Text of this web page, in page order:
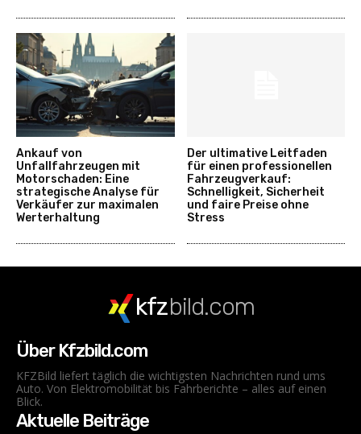
Ankauf von
Unfallfahrzeugen mit
Motorschaden: Eine
strategische Analyse für
Verkäufer zur maximalen
Werterhaltung
Der ultimative Leitfaden
für einen professionellen
Fahrzeugverkauf:
Schnelligkeit, Sicherheit
und faire Preise ohne
Stress
kfzbild.com
Über Kfzbild.com
KFZBild liefert täglich die wichtigsten Nachrichten rund ums
Auto. Von Elektromobilität bis Fahrberichte – alles auf einen
Blick.
Aktuelle Beiträge